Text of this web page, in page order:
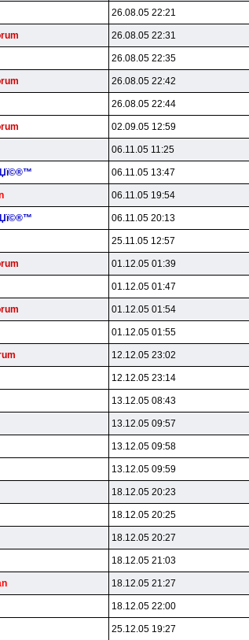
26.08.05 22:21
26.08.05 22:31
26.08.05 22:35
26.08.05 22:42
26.08.05 22:44
02.09.05 12:59
06.11.05 11:25
06.11.05 13:47
06.11.05 19:54
06.11.05 20:13
25.11.05 12:57
01.12.05 01:39
01.12.05 01:47
01.12.05 01:54
01.12.05 01:55
12.12.05 23:02
12.12.05 23:14
13.12.05 08:43
13.12.05 09:57
13.12.05 09:58
13.12.05 09:59
18.12.05 20:23
18.12.05 20:25
18.12.05 20:27
18.12.05 21:03
18.12.05 21:27
18.12.05 22:00
25.12.05 19:27